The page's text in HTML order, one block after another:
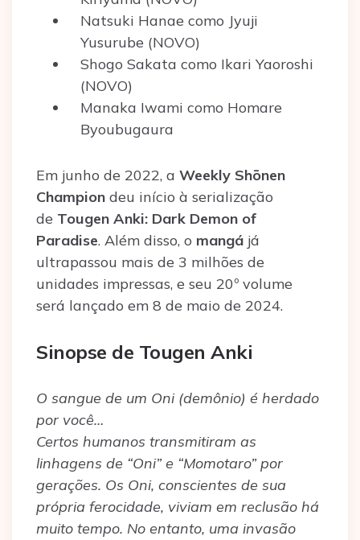
Natsuki Hanae como Jyuji
Yusurube (NOVO)
Shogo Sakata como Ikari Yaoroshi
(NOVO)
Manaka Iwami como Homare
Byoubugaura
Em junho de 2022, a Weekly Shōnen
Champion deu início à serialização
de Tougen Anki: Dark Demon of
Paradise. Além disso, o mangá já
ultrapassou mais de 3 milhões de
unidades impressas, e seu 20º volume
será lançado em 8 de maio de 2024.
Sinopse de Tougen Anki
O sangue de um Oni (demônio) é herdado
por você…
Certos humanos transmitiram as
linhagens de “Oni” e “Momotaro” por
gerações. Os Oni, conscientes de sua
própria ferocidade, viviam em reclusão há
muito tempo. No entanto, uma invasão